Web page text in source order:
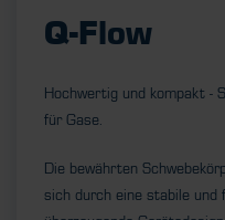
Q-Flow
Hochwertig und kompakt -
für Gase.
Die bewährten
sich durch eine stabile und